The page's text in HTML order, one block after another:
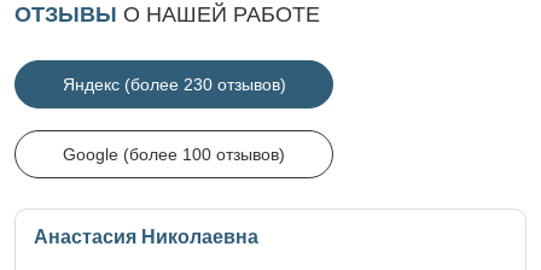
ОТЗЫВЫ О НАШЕЙ РАБОТЕ
Яндекс (более 230 отзывов)
Google (более 100 отзывов)
Анастасия Николаевна